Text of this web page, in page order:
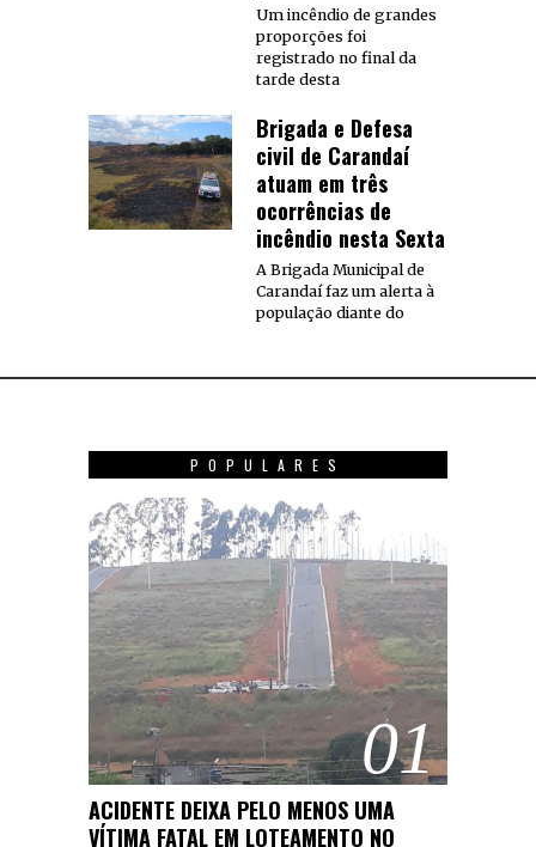
Um incêndio de grandes
proporções foi
registrado no final da
tarde desta
Brigada e Defesa
civil de Carandaí
atuam em três
ocorrências de
incêndio nesta Sexta
A Brigada Municipal de
Carandaí faz um alerta à
população diante do
POPULARES
01
ACIDENTE DEIXA PELO MENOS UMA
VÍTIMA FATAL EM LOTEAMENTO NO